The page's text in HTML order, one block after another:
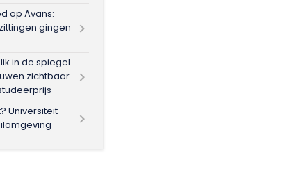
op Avans:
gingen
in de spiegel
zichtbaar
Universiteit